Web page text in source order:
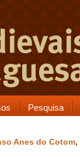
Pesquisa
Anes do Cotom,